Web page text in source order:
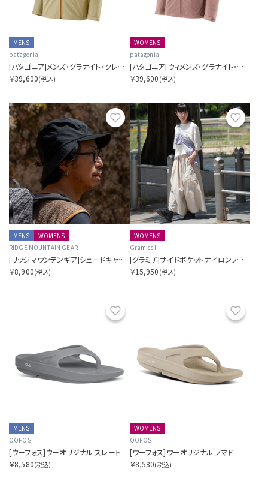
MENS
patagonia
[パタゴニア]メンズ・グラナイト・クレスト・レイン・ジャケット
￥39,600(税込)
WOMENS
patagonia
[パタゴニア]ウィメンズ・グラナイト・クレスト・レイン・ジャケット
￥39,600 (税込)
お気に入り
MENS
WOMENS
RIDGE MOUNTAIN GEAR
[リッジマウンテンギア]シェードキャップ
￥8,900(税込)
お気
WOMENS
Gramicci
[グラミチ]サイドポケットナイロンフレアパンツ SORA別注
￥15,950 (税込)
お気に入り
MENS
OOFOS
[ウーフォス]ウーオリジナル スレート
￥8,580(税込)
WOMENS
OOFOS
[ウーフォス]ウーオリジナル ノマド
￥8,580(税込)